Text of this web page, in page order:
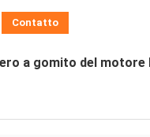
Contatto
a gomito del motore